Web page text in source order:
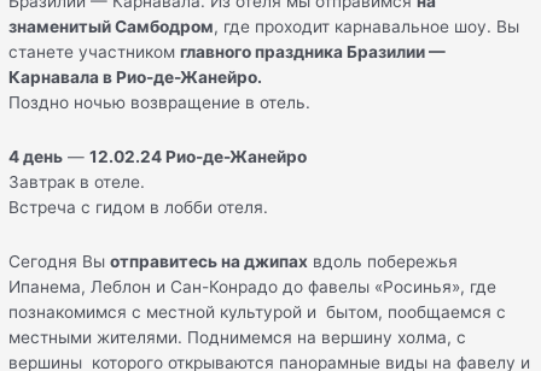
знаменитый Самбодром, где проходит карнавальное шоу. Вы
станете участникомглавного праздника Бразилии —
Карнавала в Рио-де-Жанейро.
Поздно ночью возвращение в отель.
4день —12.02.24 Рио-де-Жанейро
Завтрак в отеле.
Встреча с гидом в лобби отеля.
Сегодня Выотправитесь на джипах вдоль побережья
Ипанема, Леблон и Сан-Конрадо до фавелы «Росинья», где
познакомимся с местной культурой и бытом, пообщаемся с
местными жителями. Поднимемся на вершину холма, с
вершины которого открываются панорамные виды на фавелу и